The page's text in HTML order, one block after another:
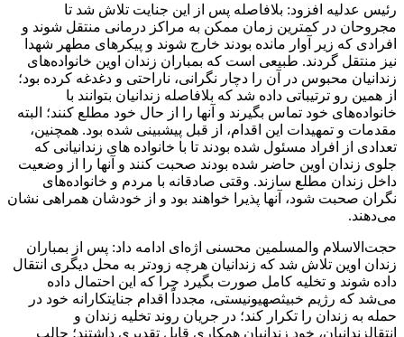
رئیس عدلیه افزود: بلافاصله پس از این جنایت تلاش شد تا
مجروحان در کمترین زمان ممکن به مراکز درمانی منتقل شوند و
افرادی که زیر آوار مانده بودند خارج شوند و پیکرهای مطهر شهدا
نیز منتقل گردند. طبیعی است که بمباران زندان اوین خانواده‌های
زندانیان محبوس در آن را دچار نگرانی، ناراحتی و دغدغه کرده بود؛
از همین رو ترتیباتی داده شد که بلافاصله زندانیان بتوانند با
خانواده‌های خود تماس بگیرند و آنها را از حال خود مطلع کنند؛ البته
مقدمات و تمهیدات این اقدام، از قبل پیشبینی شده بود. همچنین،
تعدادی از افراد مسئول شده بودند تا با خانواده های زندانیانی که
جلوی زندان اوین حاضر شده بودند صحبت کنند و آنها را از وضعیت
داخل زندان مطلع سازند. وقتی صادقانه با مردم و خانواده‌های
نگران صحبت شود، آنها پذیرا خواهند بود و از خودشان همراهی نشان
می‌دهند.
حجت‌الاسلام والمسلمین محسنی اژه‌ای ادامه داد: پس از بمباران
زندان اوین تلاش شد که زندانیان هرچه زودتر به محل دیگری انتقال
داده شوند و تخلیه کامل صورت بگیرد چرا که این احتمال داده
می‌شد که رژیم خبیثصهیونیستی، مجدداً اقدام جنایتکارانه خود در
حمله به زندان را تکرار کند؛ در جریان روند تخلیه زندان و
انتقالزندانیان، خودِ زندانیان همکاری قابل تقدیری داشتند؛ جالب